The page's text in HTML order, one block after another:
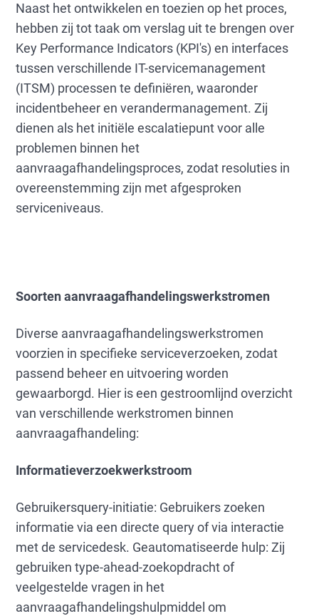
Naast het ontwikkelen en toezien op het proces,
hebben zij tot taak om verslag uit te brengen over
Key Performance Indicators (KPI's) en interfaces
tussen verschillende IT-servicemanagement
(ITSM) processen te definiëren, waaronder
incidentbeheer en verandermanagement. Zij
dienen als het initiële escalatiepunt voor alle
problemen binnen het
aanvraagafhandelingsproces, zodat resoluties in
overeenstemming zijn met afgesproken
serviceniveaus.
Soorten aanvraagafhandelingswerkstromen
Diverse aanvraagafhandelingswerkstromen
voorzien in specifieke serviceverzoeken, zodat
passend beheer en uitvoering worden
gewaarborgd. Hier is een gestroomlijnd overzicht
van verschillende werkstromen binnen
aanvraagafhandeling:
Informatieverzoekwerkstroom
Gebruikersquery-initiatie: Gebruikers zoeken
informatie via een directe query of via interactie
met de servicedesk. Geautomatiseerde hulp: Zij
gebruiken type-ahead-zoekopdracht of
veelgestelde vragen in het
aanvraagafhandelingshulpmiddel om